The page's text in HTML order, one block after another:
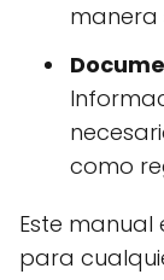
manera
como
Este manual
para